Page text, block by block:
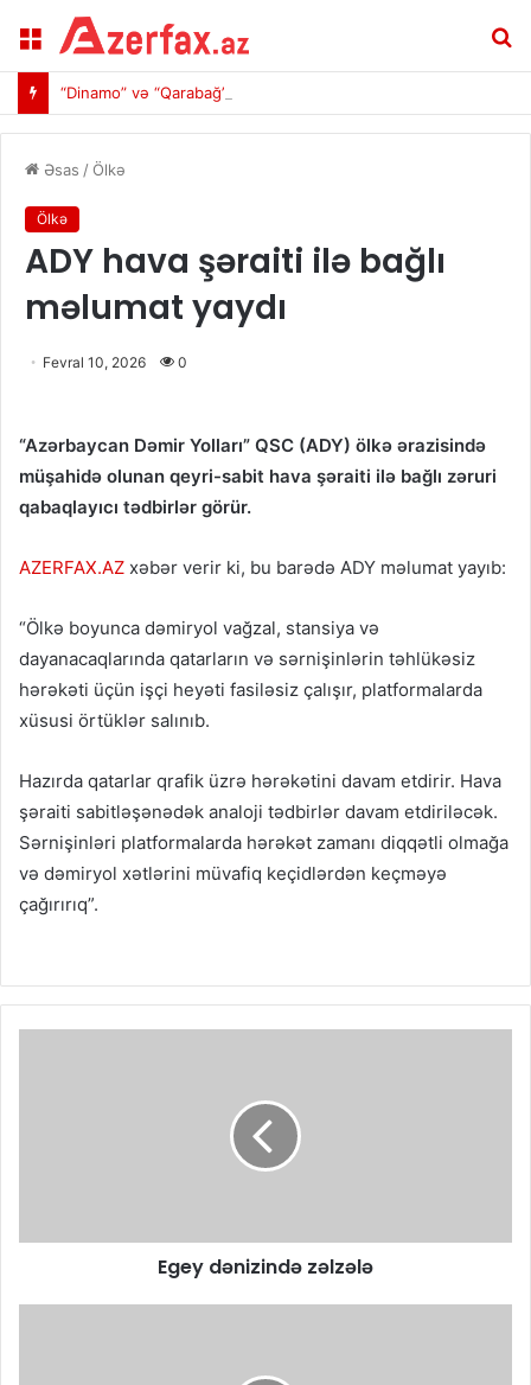
Menu
“Dinamo” və “Qarabağ”ın start heyətləri açıqlanıb
Əsas /Ölkə
Ölkə
ADY hava şəraiti ilə bağlı
məlumat yaydı
Fevral 10, 2026 0
“Azərbaycan Dəmir Yolları” QSC (ADY) ölkə ərazisində
müşahidə olunan qeyri-sabit hava şəraiti ilə bağlı zəruri
qabaqlayıcı tədbirlər görür.
AZERFAX.AZ xəbər verir ki, bu barədə ADY məlumat yayıb:
“Ölkə boyunca dəmiryol vağzal, stansiya və
dayanacaqlarında qatarların və sərnişinlərin təhlükəsiz
hərəkəti üçün işçi heyəti fasiləsiz çalışır, platformalarda
xüsusi örtüklər salınıb.
Hazırda qatarlar qrafik üzrə hərəkətini davam etdirir. Hava
şəraiti sabitləşənədək analoji tədbirlər davam etdiriləcək.
Sərnişinləri platformalarda hərəkət zamanı diqqətli olmağa
və dəmiryol xətlərini müvafiq keçidlərdən keçməyə
çağırırıq”.
Egey dənizində zəlzələ